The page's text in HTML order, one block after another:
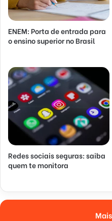
ENEM: Porta de entrada para
o ensino superior no Brasil
Redes sociais seguras: saiba
quem te monitora